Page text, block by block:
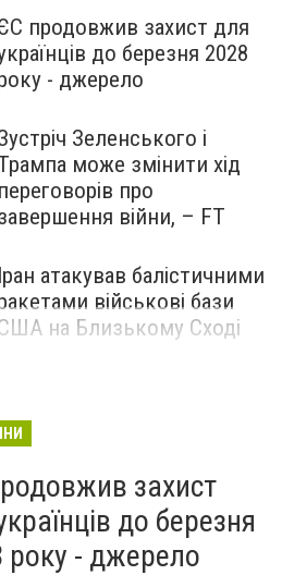
продовжив захист для
до березня 2028
- джерело
Зеленського і
може змінити хід
переговорів про
війни, – FT
Іран атакував балістичними
військові бази
на Близькому Сході
захист
до березня
року - джерело